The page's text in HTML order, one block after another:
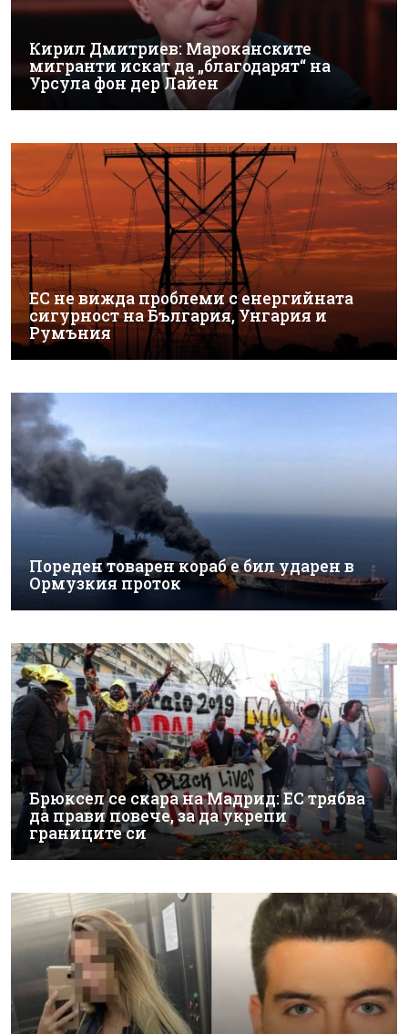
Кирил Дмитриев: Мароканските
мигранти искат да „благодарят“ на
Урсула фон дер Лайен
ЕС не вижда проблеми с енергийната
сигурност на България, Унгария и
Румъния
Пореден товарен кораб е бил ударен в
Ормузкия проток
Брюксел се скара на Мадрид: ЕС трябва
да прави повече, за да укрепи
границите си